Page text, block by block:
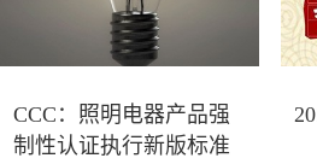
CCC：照明电器产品强
制性认证执行新版标准